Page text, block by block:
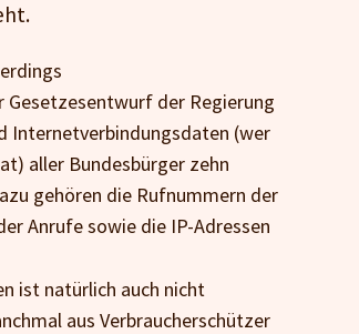
der Regierung
Internetverbindungsdaten (wer
aller Bundesbürger zehn
gehören die Rufnummern der
Anrufe sowie die IP-Adressen
ist natürlich auch nicht
aus Verbraucherschützer